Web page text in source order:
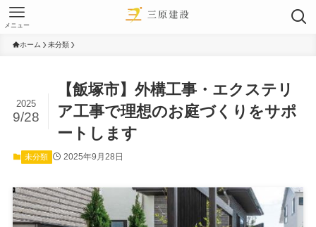
メニュー
ホーム 未分類
【飯塚市】外構工事・エクステリ
ア工事で理想のお庭づくりをサポ
ートします
2025
9/28
未分類 2025年9月28日